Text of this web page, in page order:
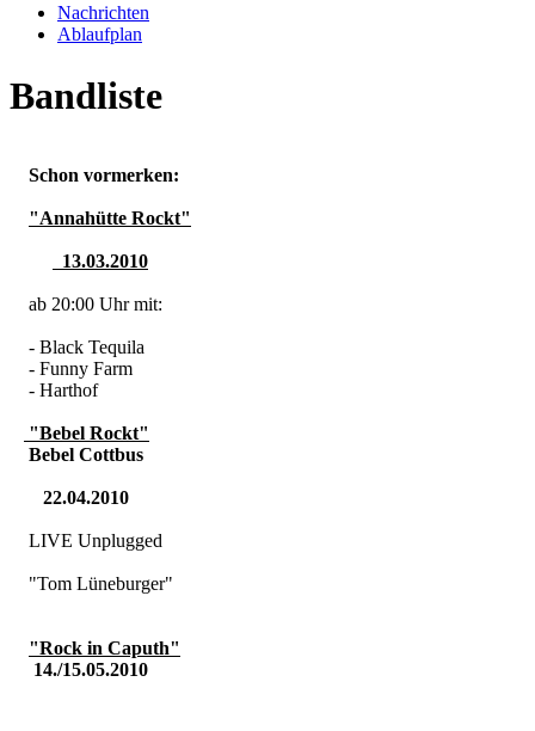
Nachrichten
Ablaufplan
Bandliste
Schon vormerken:
"Annahütte Rockt"
13.03.2010
ab 20:00 Uhr mit:
- Black Tequila
- Funny Farm
- Harthof
"Bebel Rockt"
Bebel Cottbus
22.04.2010
LIVE Unplugged
"Tom Lüneburger"
"Rock in Caputh"
14./15.05.2010